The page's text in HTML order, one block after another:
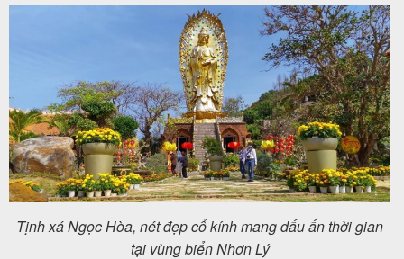
Tịnh xá Ngọc Hòa, nét đẹp cổ kính mang dấu ấn thời gian
tại vùng biển Nhơn Lý